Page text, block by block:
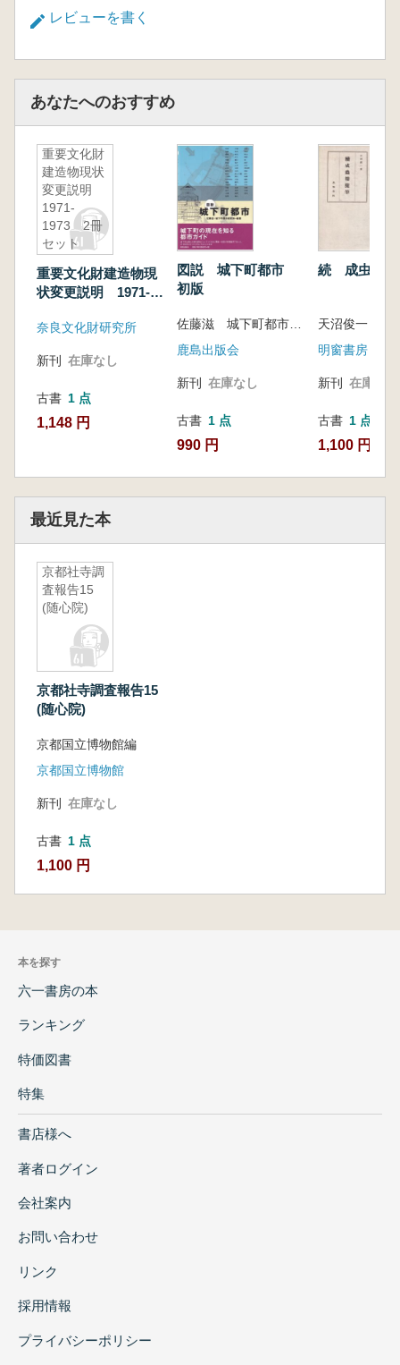
レビューを書く
あなたへのおすすめ
重要文化財
建造物現状
変更説明
1971-
1973 2冊
セット
重要文化財建造物現
状変更説明 1971-
奈良文化財研究所
新刊 在庫なし
古書 1 点
1,148 円
図説 城下町都市
初版
佐藤滋 城下町都市研究体 編著
鹿島出版会
新刊 在庫なし
古書 1 点
990 円
続 成虫楼随
天沼俊一 著
明窗書房
新刊 在庫なし
古書 1 点
1,100 円
最近見た本
京都社寺調
査報告15
(随心院)
京都社寺調査報告15
(随心院)
京都国立博物館編
京都国立博物館
新刊 在庫なし
古書 1 点
1,100 円
本を探す
六一書房の本
ランキング
特価図書
特集
書店様へ
著者ログイン
会社案内
お問い合わせ
リンク
採用情報
プライバシーポリシー